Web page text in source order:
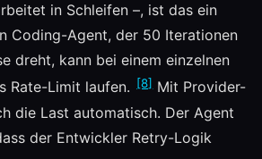
in Schleifen –, ist das ein
Coding-Agent, der 50 Iterationen
dreht, kann bei einem einzelnen
Rate-Limit laufen. [8]Mit Provider-
die Last automatisch. Der Agent
der Entwickler Retry-Logik